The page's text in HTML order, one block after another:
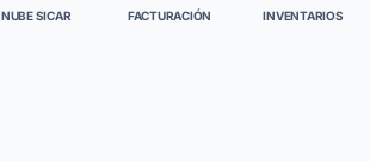
NUBE SICAR FACTURACIÓN INVENTARIOS